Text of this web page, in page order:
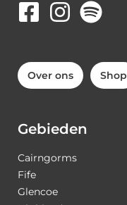
Over ons Shop
Gebieden
Cairngorms
Fife
Glencoe